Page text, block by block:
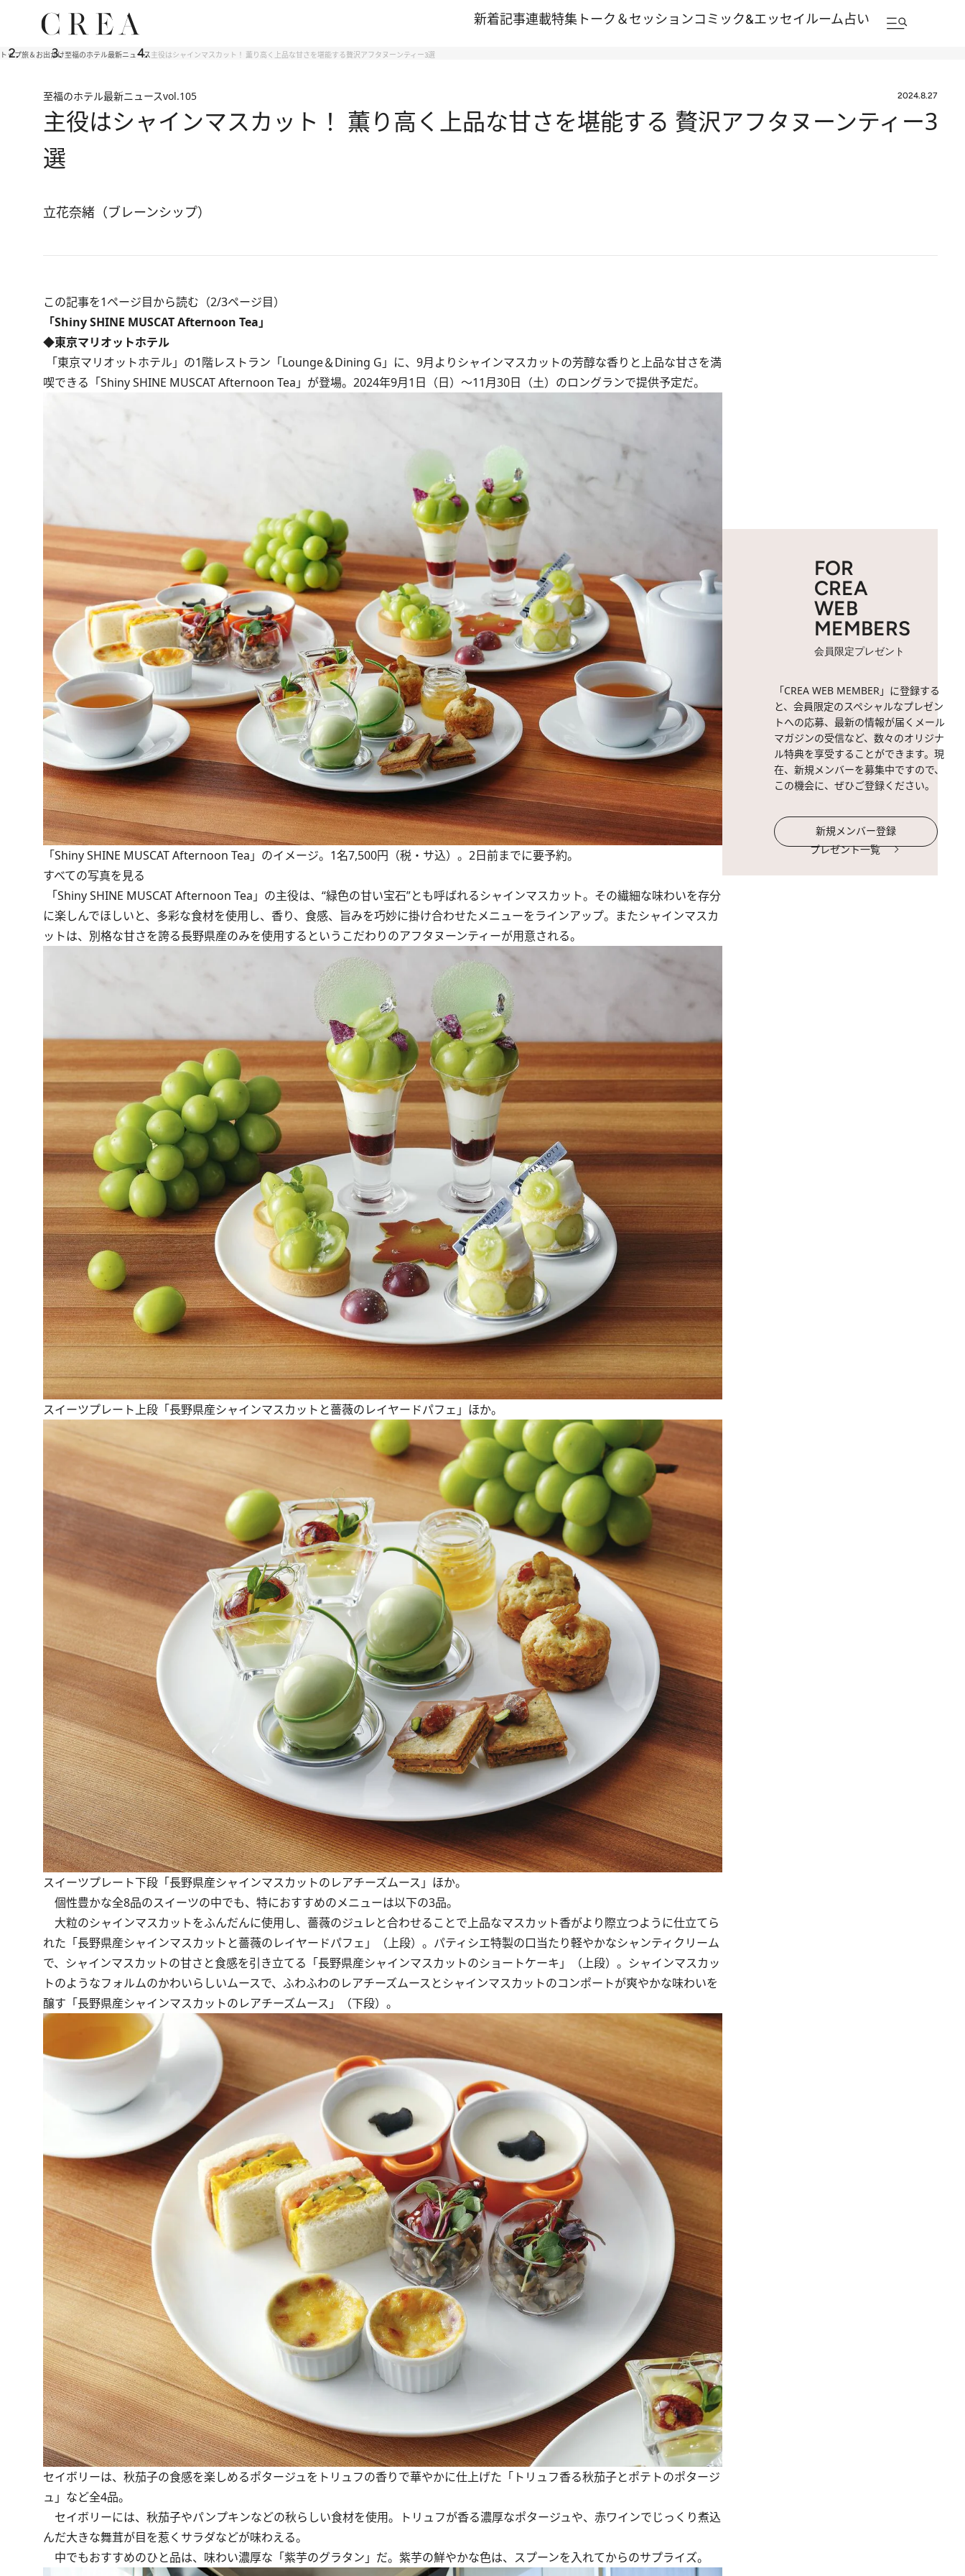
新着記事連載特集 トーク＆セッションコミック&エッセイルーム占い
トップ旅＆お出かけ至福のホテル最新ニュース主役はシャインマスカット！ 薫り高く上品な甘さを堪能する贅沢アフタヌーンティー3選
至福のホテル最新ニュースvol.105 2024.8.27
主役はシャインマスカット！ 薫り高く上品な甘さを堪能する 贅沢アフタヌーンティー3
選
立花奈緒（ブレーンシップ）
この記事を1ページ目から読む（2/3ページ目）
「Shiny SHINE MUSCAT Afternoon Tea」
◆東京マリオットホテル
「東京マリオットホテル」の1階レストラン「Lounge＆Dining G」に、9月よりシャインマスカットの芳醇な香りと上品な甘さを満
喫できる「Shiny SHINE MUSCAT Afternoon Tea」が登場。2024年9月1日（日）～11月30日（土）のロングランで提供予定だ。
「Shiny SHINE MUSCAT Afternoon Tea」のイメージ。1名7,500円（税・サ込）。2日前までに要予約。
すべての写真を見る
「Shiny SHINE MUSCAT Afternoon Tea」の主役は、“緑色の甘い宝石”とも呼ばれるシャインマスカット。その繊細な味わいを存分
に楽しんでほしいと、多彩な食材を使用し、香り、食感、旨みを巧妙に掛け合わせたメニューをラインアップ。またシャインマスカ
ットは、別格な甘さを誇る長野県産のみを使用するというこだわりのアフタヌーンティーが用意される。
スイーツプレート上段「長野県産シャインマスカットと薔薇のレイヤードパフェ」ほか。
スイーツプレート下段「長野県産シャインマスカットのレアチーズムース」ほか。
個性豊かな全8品のスイーツの中でも、特におすすめのメニューは以下の3品。
大粒のシャインマスカットをふんだんに使用し、薔薇のジュレと合わせることで上品なマスカット香がより際立つように仕立てら
れた「長野県産シャインマスカットと薔薇のレイヤードパフェ」（上段）。パティシエ特製の口当たり軽やかなシャンティクリーム
で、シャインマスカットの甘さと食感を引き立てる「長野県産シャインマスカットのショートケーキ」（上段）。シャインマスカッ
トのようなフォルムのかわいらしいムースで、ふわふわのレアチーズムースとシャインマスカットのコンポートが爽やかな味わいを
醸す「長野県産シャインマスカットのレアチーズムース」（下段）。
セイボリーは、秋茄子の食感を楽しめるポタージュをトリュフの香りで華やかに仕上げた「トリュフ香る秋茄子とポテトのポタージ
ュ」など全4品。
セイボリーには、秋茄子やパンプキンなどの秋らしい食材を使用。トリュフが香る濃厚なポタージュや、赤ワインでじっくり煮込
んだ大きな舞茸が目を惹くサラダなどが味わえる。
中でもおすすめのひと品は、味わい濃厚な「紫芋のグラタン」だ。紫芋の鮮やかな色は、スプーンを入れてからのサプライズ。
FOR
CREA
WEB
MEMBERS
会員限定プレゼント
「CREA WEB MEMBER」に登録する
と、会員限定のスペシャルなプレゼン
トへの応募、最新の情報が届くメール
マガジンの受信など、数々のオリジナ
ル特典を享受することができます。現
在、新規メンバーを募集中ですので、
この機会に、ぜひご登録ください。
新規メンバー登録
プレゼント一覧